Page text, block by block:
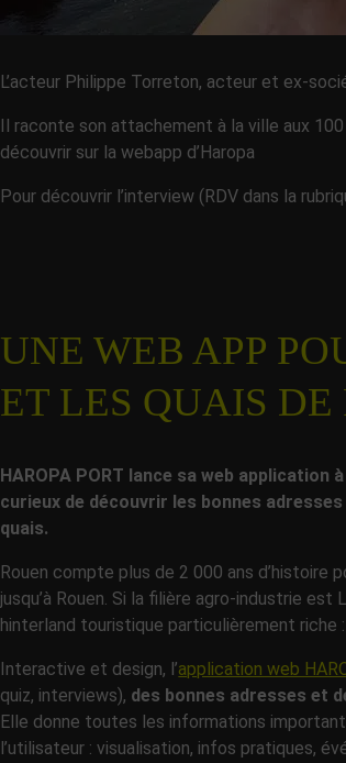
L’acteur Philippe Torreton, acteur et ex-
Il raconte son attachement à la ville aux
découvrir sur la webapp d’Haropa
Pour découvrir l’interview (RDV dans la
UNE WEB APP
ET LES QUAIS DE
HAROPA PORT lance sa web
curieux de découvrir les bonnes
quais.
Rouen compte plus de 2 000 ans d’histoire
jusqu’à Rouen. Si la filière agro-industrie
hinterland touristique particulièrement riche
Interactive et design, l’application web
quiz, interviews), des bonnes adresses et
Elle donne toutes les informations
l’utilisateur : visualisation, infos pratiques,